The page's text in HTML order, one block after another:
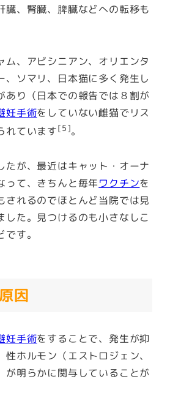
臓、腎臓、脾臓などへの転移も
、アビシニアン、オリエンタ
、ソマリ、日本猫に多く発生し
あり（日本での報告では８割が
妊手術をしていない雌猫でリス
れています[5]。
が、最近はキャット・オーナ
って、きちんと毎年ワクチンを
されるのでほとんど当院では見
した。見つけるのも小さなしこ
す。
因
妊手術をすることで、発生が抑
性ホルモン（エストロジェン、
が明らかに関与していることが